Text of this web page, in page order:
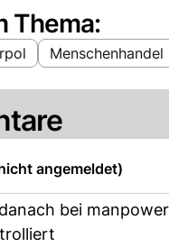
Thema:
Menschenhandel
angemeldet)